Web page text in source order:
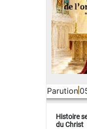
Parution
Histoire
du Christ